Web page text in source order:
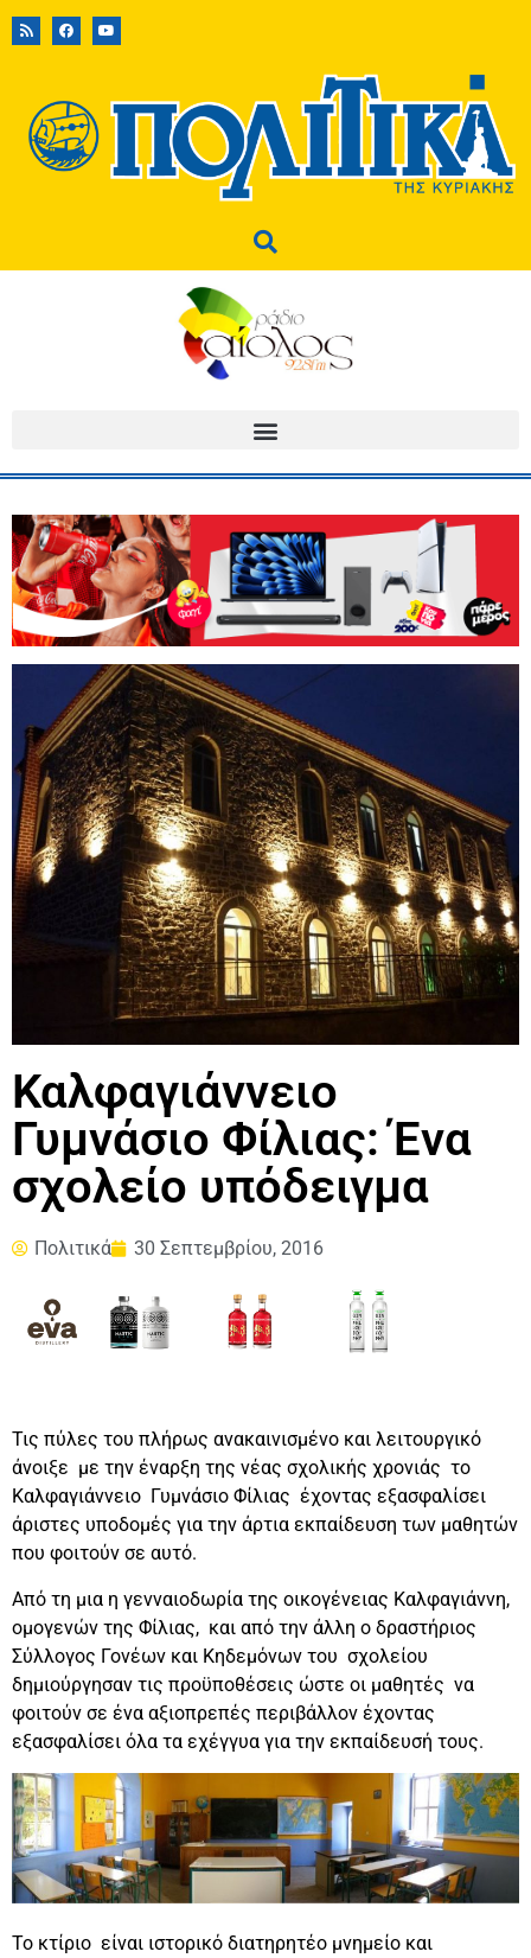
Καλφαγιάννειο
Γυμνάσιο Φίλιας: Ένα
σχολείο υπόδειγμα
Πολιτικά 30 Σεπτεμβρίου, 2016
Τις πύλες του πλήρως ανακαινισμένο και λειτουργικό
άνοιξε με την έναρξη της νέας σχολικής χρονιάς το
Καλφαγιάννειο Γυμνάσιο Φίλιας έχοντας εξασφαλίσει
άριστες υποδομές για την άρτια εκπαίδευση των μαθητών
που φοιτούν σε αυτό.
Από τη μια η γενναιοδωρία της οικογένειας Καλφαγιάννη,
ομογενών της Φίλιας, και από την άλλη ο δραστήριος
Σύλλογος Γονέων και Κηδεμόνων του σχολείου
δημιούργησαν τις προϋποθέσεις ώστε οι μαθητές να
φοιτούν σε ένα αξιοπρεπές περιβάλλον έχοντας
εξασφαλίσει όλα τα εχέγγυα για την εκπαίδευσή τους.
Το κτίριο είναι ιστορικό διατηρητέο μνημείο και